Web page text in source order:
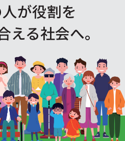
が役割を
える社会へ。